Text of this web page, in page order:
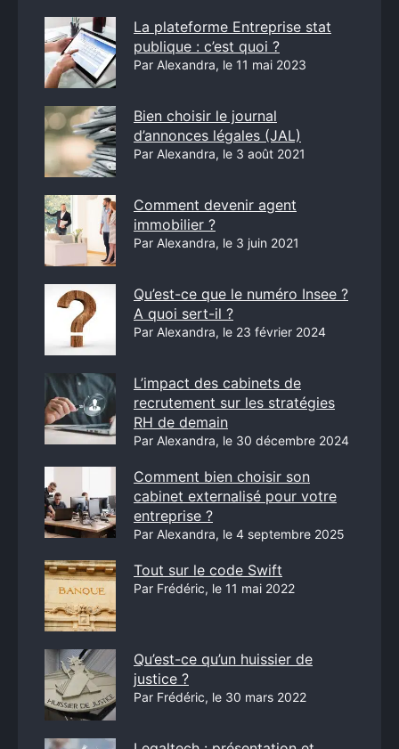
La plateforme Entreprise stat
publique : c’est quoi ?
Par Alexandra, le 11 mai 2023
Bien choisir le journal
d’annonces légales (JAL)
Par Alexandra, le 3 août 2021
Comment devenir agent
immobilier ?
Par Alexandra, le 3 juin 2021
Qu’est-ce que le numéro Insee ?
A quoi sert-il ?
Par Alexandra, le 23 février 2024
L’impact des cabinets de
recrutement sur les stratégies
RH de demain
Par Alexandra, le 30 décembre 2024
Comment bien choisir son
cabinet externalisé pour votre
entreprise ?
Par Alexandra, le 4 septembre 2025
Tout sur le code Swift
Par Frédéric, le 11 mai 2022
Qu’est-ce qu’un huissier de
justice ?
Par Frédéric, le 30 mars 2022